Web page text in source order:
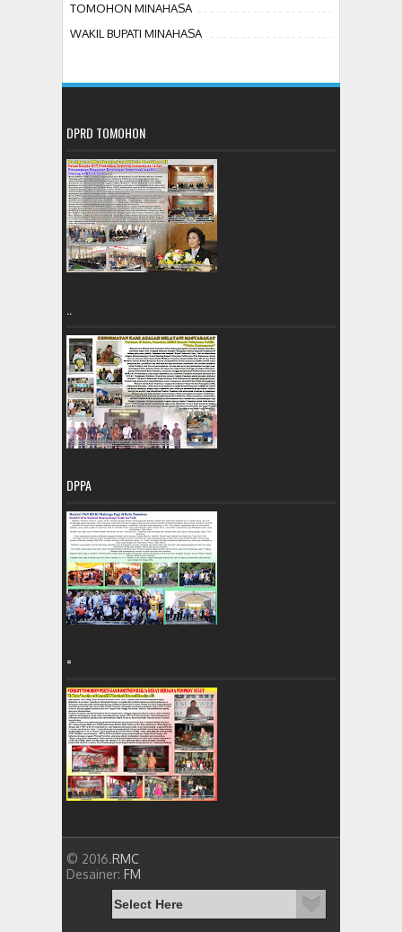
TOMOHON MINAHASA
WAKIL BUPATI MINAHASA
DPRD TOMOHON
..
DPPA
=
© 2016.RMC
Desainer: FM